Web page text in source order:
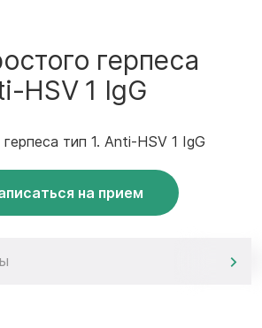
герпеса
HSV 1 IgG
тип 1. Anti-HSV 1 IgG
на прием